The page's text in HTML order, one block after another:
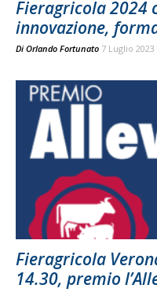
Fieragricola 2024
innovazione,
Di Orlando Fortunato 7 Luglio 2023
Fieragricola
14.30, premio